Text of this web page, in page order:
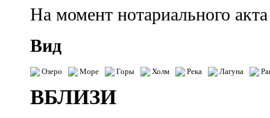
На момент нотариального акта
Вид
Озеро Море Горы Холм Река Лагуна
ВБЛИЗИ